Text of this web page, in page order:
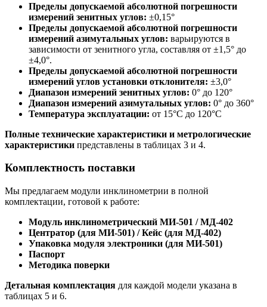
Пределы допускаемой абсолютной погрешности
измерений зенитных углов: ±0,15°
Пределы допускаемой абсолютной погрешности
измерений азимутальных углов: варьируются в
зависимости от зенитного угла, составляя от ±1,5° до
±4,0°.
Пределы допускаемой абсолютной погрешности
измерений углов установки отклонителя: ±3,0°
Диапазон измерений зенитных углов: 0° до 120°
Диапазон измерений азимутальных углов: 0° до 360°
Температура эксплуатации: от 15°C до 120°C
Полные технические характеристики и метрологические
характеристики представлены в таблицах 3 и 4.
Комплектность поставки
Мы предлагаем модули инклинометрии в полной
комплектации, готовой к работе:
Модуль инклинометрический МИ-501 / МД-402
Центратор (для МИ-501) / Кейс (для МД-402)
Упаковка модуля электроники (для МИ-501)
Паспорт
Методика поверки
Детальная комплектация для каждой модели указана в
таблицах 5 и 6.